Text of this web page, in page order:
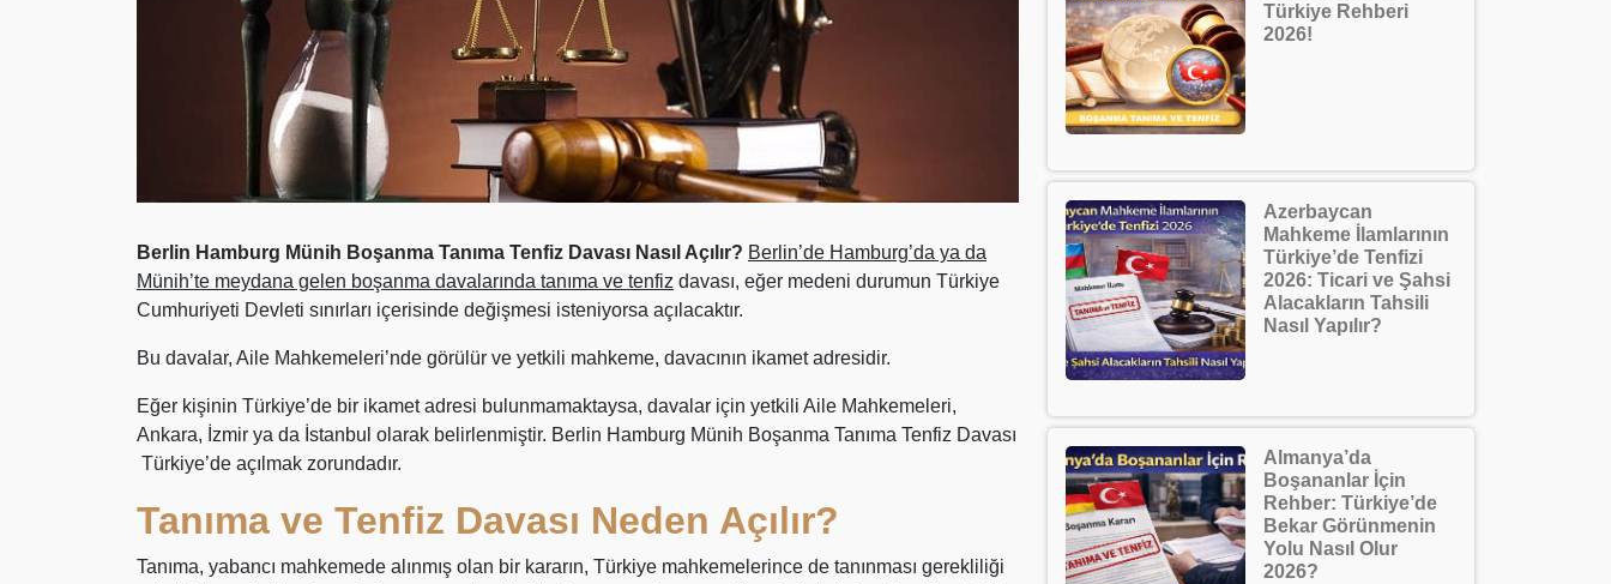
Berlin Hamburg Münih Boşanma Tanıma Tenfiz Davası Nasıl Açılır? Berlin’de Hamburg’da ya da
Münih’te meydana gelen boşanma davalarında tanıma ve tenfiz davası, eğer medeni durumun Türkiye
Cumhuriyeti Devleti sınırları içerisinde değişmesi isteniyorsa açılacaktır.
Bu davalar, Aile Mahkemeleri’nde görülür ve yetkili mahkeme, davacının ikamet adresidir.
Eğer kişinin Türkiye’de bir ikamet adresi bulunmamaktaysa, davalar için yetkili Aile Mahkemeleri,
Ankara, İzmir ya da İstanbul olarak belirlenmiştir. Berlin Hamburg Münih Boşanma Tanıma Tenfiz Davası
Türkiye’de açılmak zorundadır.
Tanıma ve Tenfiz Davası Neden Açılır?
Tanıma, yabancı mahkemede alınmış olan bir kararın, Türkiye mahkemelerince de tanınması gerekliliği
Türkiye Rehberi
2026!
Azerbaycan
Mahkeme İlamlarının
Türkiye’de Tenfizi
2026: Ticari ve Şahsi
Alacakların Tahsili
Nasıl Yapılır?
Almanya’da
Boşananlar İçin
Rehber: Türkiye’de
Bekar Görünmenin
Yolu Nasıl Olur
2026?